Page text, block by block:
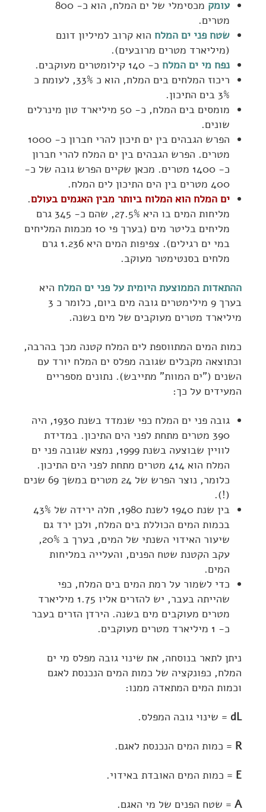
עומק
מכסימלי של ים המלח, הוא כ- 800
מטרים.
שטח פני ים המלח הוא קרוב למיליון דונם
(מיליארד מטרים מרובעים).
נפח מי ים המלח כ- 140 קילומטרים מעוקבים.
ריכוז המלחים בים המלח, הוא כ 33%, לעומת כ
3% בים התיכון.
מומסים בים המלח, כ- 50 מיליארד טון מינרלים
שונים.
הפרש הגבהים בין ים תיכון להרי חברון כ- 1000
מטרים. הפרש הגבהים בין ים המלח להרי חברון
כ- 1400 מטרים. מכאן שקיים הפרש גובה של כ-
400 מטרים בין הים התיכון לים המלח.
ים המלח הוא המלוח ביותר מבין האגמים בעולם.
מליחות המים בו היא 27.5%, שהם כ- 345 גרם
מליחים בליטר מים (בערך פי 10 מכמות המליחים
במי ים רגילים). צפיפות המים היא 1.236 גרם
מלחים בסנטימטר מעוקב.
ההתאדות הממוצעת היומית על פני ים המלח היא
בערך 9 מילימטרים גובה מים ביום, כלומר כ 3
מיליארד מטרים מעוקבים של מים בשנה.
כמות המים המתווספת לים המלח קטנה מכך בהרבה,
וכתוצאה מקבלים שגובה מפלס ים המלח יורד עם
השנים ("ים המוות" מתייבש). נתונים מספריים
המעידים על כך:
גובה פני ים המלח כפי שנמדד בשנת 1930, היה
390 מטרים מתחת לפני הים התיכון. במדידת
לוויין שבוצעה בשנת 1999, נמצא שגובה פני ים
המלח הוא 414 מטרים מתחת לפני הים התיכון.
כלומר, נוצר הפרש של 24 מטרים במשך 69 שנים
(!).
בין שנת 1940 לשנת 1980, חלה ירידה של 43%
בכמות המים הכוללת בים המלח, ולכן ירד גם
שיעור האידוי השנתי של המים, בערך ב 20%,
עקב הקטנת שטח הפנים, והעלייה במליחות
המים.
כדי לשמור על רמת המים בים המלח, כפי
שהייתה בעבר, יש להזרים אליו 1.75 מיליארד
מטרים מעוקבים מים בשנה. הירדן הזרים בעבר
כ- 1 מיליארד מטרים מעוקבים.
ניתן לתאר בנוסחה, את שינוי גובה מפלס מי ים
המלח, כפונקציה של כמות המים הנכנסת לאגם
וכמות המים המתאדה ממנו:
dL = שינוי גובה המפלס.
R = כמות המים הנכנסת לאגם.
E = כמות המים האובדת באידוי.
A = שטח הפנים של מי האגם.